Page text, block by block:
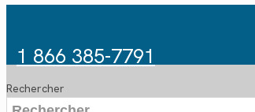
1 866 385-7791
Rechercher